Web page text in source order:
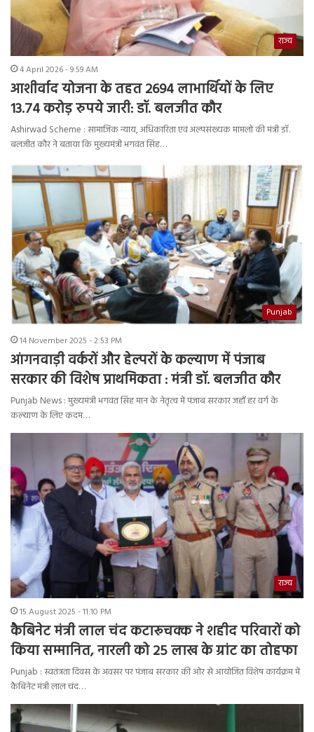
राज्य
4 April 2026 - 9:59 AM
आशीर्वाद योजना के तहत 2694 लाभार्थियों के लिए
13.74 करोड़ रुपये जारी: डॉ. बलजीत कौर
Ashirwad Scheme : सामाजिक न्याय, अधिकारिता एवं अल्पसंख्यक मामलों की मंत्री डॉ.
बलजीत कौर ने बताया कि मुख्यमंत्री भगवंत सिंह…
Punjab
14 November 2025 - 2:53 PM
आंगनवाड़ी वर्करों और हेल्परों के कल्याण में पंजाब
सरकार की विशेष प्राथमिकता : मंत्री डॉ. बलजीत कौर
Punjab News : मुख्यमंत्री भगवंत सिंह मान के नेतृत्व में पंजाब सरकार जहाँ हर वर्ग के
कल्याण के लिए कदम…
राज्य
15 August 2025 - 11:10 PM
कैबिनेट मंत्री लाल चंद कटारूचक्क ने शहीद परिवारों को
किया सम्मानित, नारली को 25 लाख के ग्रांट का तोहफा
Punjab : स्वतंत्रता दिवस के अवसर पर पंजाब सरकार की ओर से आयोजित विशेष कार्यक्रम में
कैबिनेट मंत्री लाल चंद…